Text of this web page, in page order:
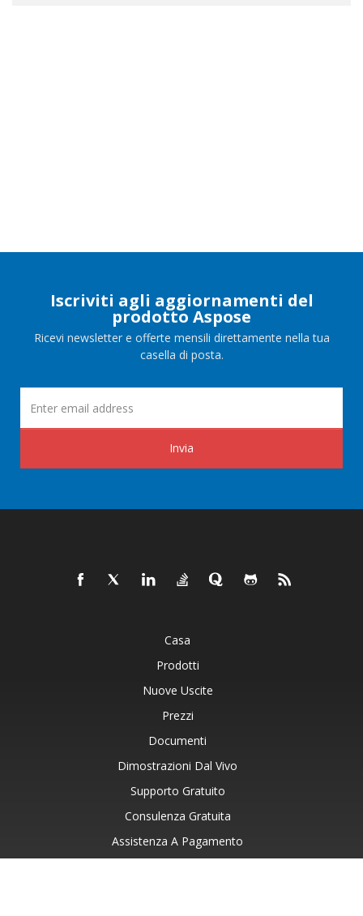
Iscriviti agli aggiornamenti del
prodotto Aspose
Ricevi newsletter e offerte mensili direttamente nella tua
casella di posta.
Invia
Casa
Prodotti
Nuove Uscite
Prezzi
Documenti
Dimostrazioni Dal Vivo
Supporto Gratuito
Consulenza Gratuita
Assistenza A Pagamento